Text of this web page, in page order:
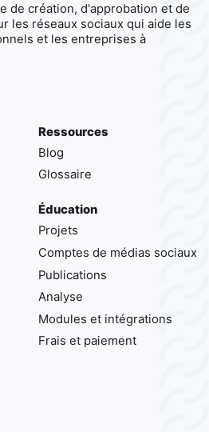
de création, d'approbation et de
les réseaux sociaux qui aide les
et les entreprises à
Ressources
Blog
Glossaire
Éducation
Projets
Comptes de médias sociaux
Publications
Analyse
Modules et intégrations
Frais et paiement